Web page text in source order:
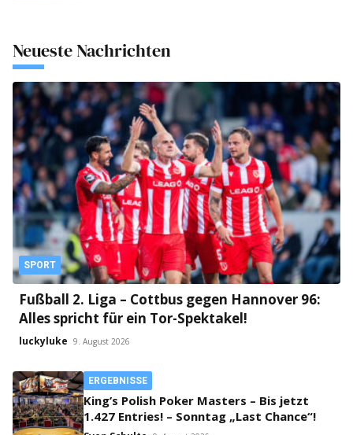
Neueste Nachrichten
SPORT
Fußball 2. Liga – Cottbus gegen Hannover 96:
Alles spricht für ein Tor-Spektakel!
luckyluke 9. August 2026
ERGEBNISSE
King’s Polish Poker Masters – Bis jetzt
1.427 Entries! – Sonntag „Last Chance“!